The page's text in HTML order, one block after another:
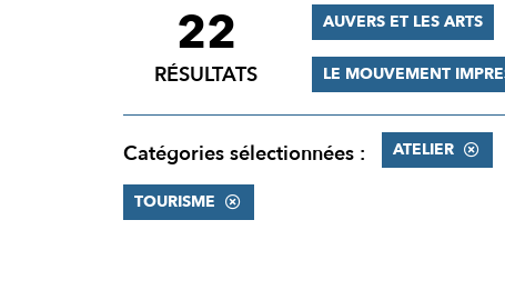
FILTRER
RÉSULTATS
22
RÉSULTATS
AUVERS ET LES ARTS
LE MOUVEMENT
Catégories sélectionnées : ATELIER
TOURISME